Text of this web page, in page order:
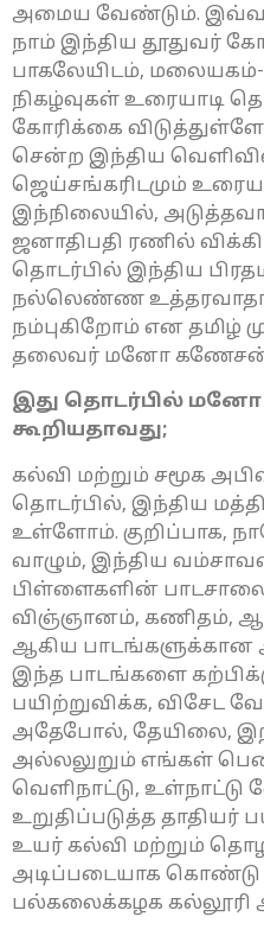
அமைய வேண்டும்.
நாம் இந்திய தூதுவர்
பாகலேயிடம், மலையகம்-
நிகழ்வுகள் உரையாடி
கோரிக்கை
சென்ற இந்திய
ஜெய்சங்கரிடமும்
இந்நிலையில்,
ஜனாதிபதி ரணில்
தொடர்பில் இந்திய
நல்லெண்ண
நம்புகிறோம் என தமிழ்
தலைவர் மனோ கணேசன்
இது தொடர்பில் மனோ
கூறியதாவது;
கல்வி மற்றும் சமூக
தொடர்பில், இந்திய
உள்ளோம். குறிப்பாக,
வாழும், இந்திய
பிள்ளைகளின்
விஞ்ஞானம், கணிதம்,
ஆகிய பாடங்களுக்கான
இந்த பாடங்களை
பயிற்றுவிக்க, விசேட
அதேபோல், தேயிலை,
அல்லலுறும் எங்கள்
வெளிநாட்டு,
உறுதிப்படுத்த தாதியர்
உயர் கல்வி மற்றும்
அடிப்படையாக கொண்டு
பல்கலைக்கழக கல்லூரி